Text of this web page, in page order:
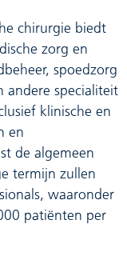
chirurgie biedt
zorg en
spoedzorg
andere specialiteit
klinische en
en
de algemeen
termijn zullen
waaronder
patiënten per